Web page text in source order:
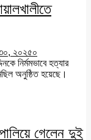
২০২৫০
নির্মমভাবে হত্যার
অনুষ্ঠিত হয়েছে।
গেলেন দুই